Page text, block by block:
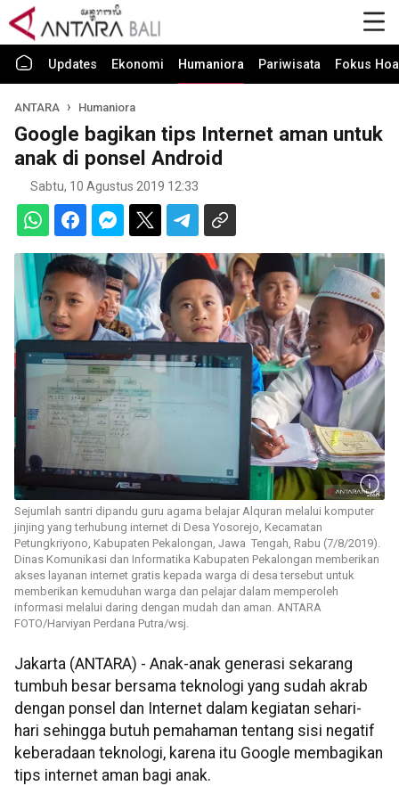
Updates Ekonomi Humaniora Pariwisata Fokus
ANTARA Humaniora
Google bagikan tips Internet aman untuk
anak di ponsel Android
Sabtu, 10 Agustus 2019 12:33
Sejumlah santri dipandu guru agama belajar Alquran melalui komputer
jinjing yang terhubung internet di Desa Yosorejo, Kecamatan
Petungkriyono, Kabupaten Pekalongan, Jawa Tengah, Rabu (7/8/2019).
Dinas Komunikasi dan Informatika Kabupaten Pekalongan memberikan
akses layanan internet gratis kepada warga di desa tersebut untuk
memberikan kemuduhan warga dan pelajar dalam memperoleh
informasi melalui daring dengan mudah dan aman. ANTARA
FOTO/Harviyan Perdana Putra/wsj.
Jakarta (ANTARA) - Anak-anak generasi sekarang
tumbuh besar bersama teknologi yang sudah akrab
dengan ponsel dan Internet dalam kegiatan sehari-
hari sehingga butuh pemahaman tentang sisi negatif
keberadaan teknologi, karena itu Google membagikan
tips internet aman bagi anak.